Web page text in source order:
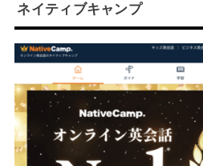
ネイティブキャンプ